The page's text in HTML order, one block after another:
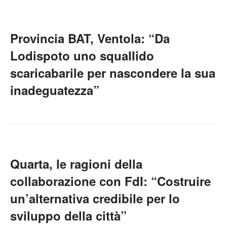
Provincia BAT, Ventola: “Da
Lodispoto uno squallido
scaricabarile per nascondere la sua
inadeguatezza”
Quarta, le ragioni della
collaborazione con FdI: “Costruire
un’alternativa credibile per lo
sviluppo della città”